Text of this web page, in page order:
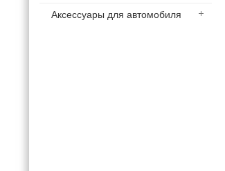
Аксессуары для автомобиля